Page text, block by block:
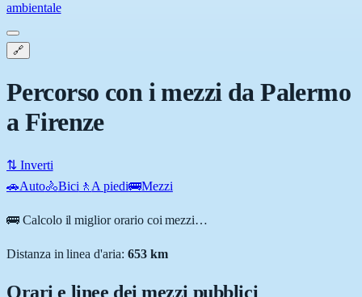
ambientale
🔗
Percorso con i mezzi da Palermo
a Firenze
⇅ Inverti
🚗Auto🚴Bici 🚶 A piedi🚌Mezzi
🚌 Calcolo il miglior orario coi mezzi…
Distanza in linea d'aria: 653km
Orari e linee dei mezzi pubblici